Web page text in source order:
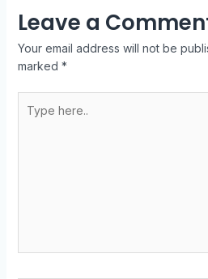
Leave a
Your email address will not be
marked *